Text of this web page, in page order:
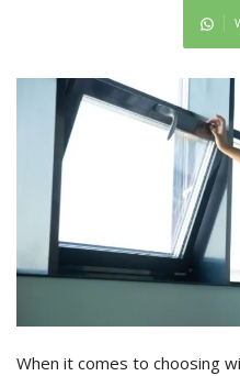
When it comes to choosing